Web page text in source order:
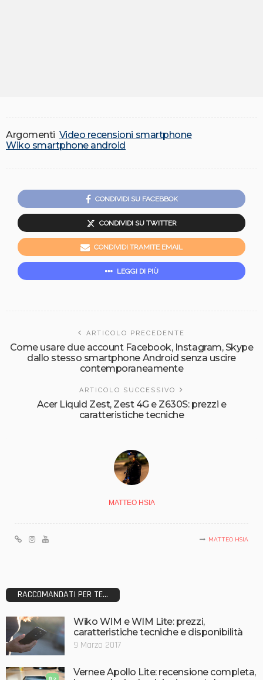
Argomenti Video recensioni smartphone
Wiko smartphone android
CONDIVIDI SU FACEBBOK
CONDIVIDI SU TWITTER
CONDIVIDI TRAMITE EMAIL
LEGGI DI PIÙ
ARTICOLO PRECEDENTE
Come usare due account Facebook, Instagram, Skype
dallo stesso smartphone Android senza uscire
contemporaneamente
ARTICOLO SUCCESSIVO
Acer Liquid Zest, Zest 4G e Z630S: prezzi e
caratteristiche tecniche
MATTEO HSIA
MATTEO HSIA
RACCOMANDATI PER TE...
Wiko WIM e WIM Lite: prezzi,
caratteristiche tecniche e disponibilità
9 Marzo 2017
Vernee Apollo Lite: recensione completa,